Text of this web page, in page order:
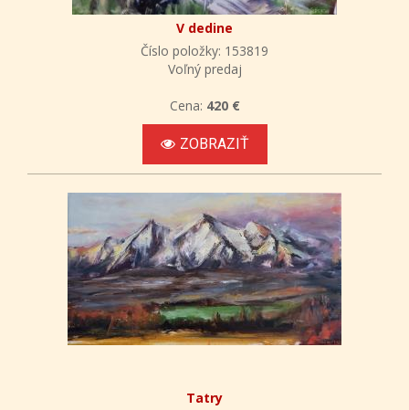
V dedine
Číslo položky: 153819
Voľný predaj
Cena: 420 €
ZOBRAZIŤ
Tatry